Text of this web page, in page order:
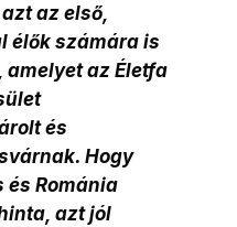
az első,
élők számára is
az Életfa
és
Hogy
és Románia
azt jól